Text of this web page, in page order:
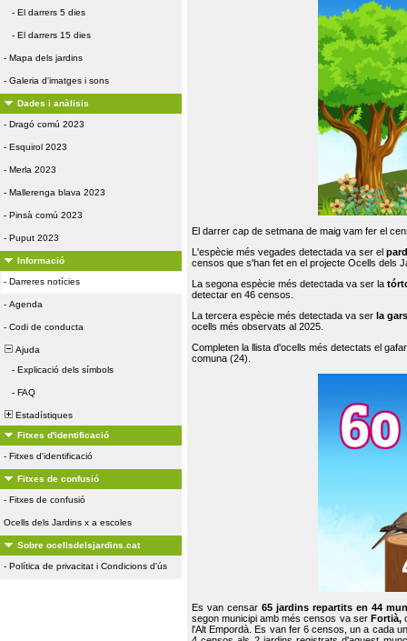
- El darrers 5 dies
- El darrers 15 dies
- Mapa dels jardins
- Galeria d'imatges i sons
Dades i anàlisis
- Dragó comú 2023
- Esquirol 2023
- Merla 2023
- Mallerenga blava 2023
- Pinsà comú 2023
- Puput 2023
Informació
- Darreres notícies
- Agenda
- Codi de conducta
Ajuda
- Explicació dels símbols
- FAQ
Estadístiques
Fitxes d'identificació
- Fitxes d'identificació
Fitxes de confusió
- Fitxes de confusió
Ocells dels Jardins x a escoles
Sobre ocellsdelsjardins.cat
- Política de privacitat i Condicions d'ús
El darrer cap de setmana de maig vam fer el
L'espècie més vegades detectada va ser el
censos que s'han fet en el projecte Ocells dels
La segona espècie més detectada va ser la
detectar en 46 censos.
La tercera espècie més detectada va ser la
ocells més observats al 2025.
Completen la llista d'ocells més detectats el
comuna (24).
Es van censar65 jardins repartits en 44
segon municipi amb més censos va ser Fortià,
l'Alt Empordà. Es van fer 6 censos, un a cada